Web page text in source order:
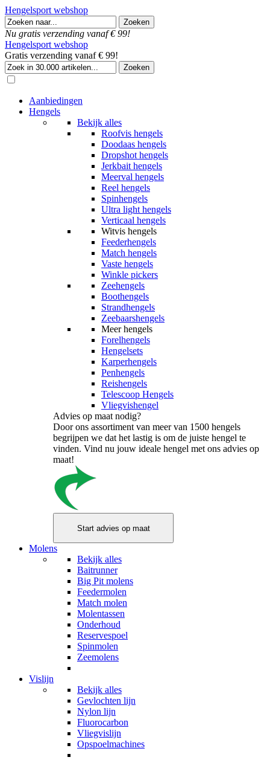
Hengelsport webshop
Nu gratis verzending vanaf € 99!
Hengelsport webshop
Gratis verzending vanaf € 99!
Aanbiedingen
Hengels
Bekijk alles
Roofvis hengels
Doodaas hengels
Dropshot hengels
Jerkbait hengels
Meerval hengels
Reel hengels
Spinhengels
Ultra light hengels
Verticaal hengels
Witvis hengels
Feederhengels
Match hengels
Vaste hengels
Winkle pickers
Zeehengels
Boothengels
Strandhengels
Zeebaarshengels
Meer hengels
Forelhengels
Hengelsets
Karperhengels
Penhengels
Reishengels
Telescoop Hengels
Vliegvishengel
Advies op maat nodig?
Door ons assortiment van meer van 1500 hengels
begrijpen we dat het lastig is om de juiste hengel te
vinden. Vind nu jouw ideale hengel met ons advies op
maat!
Molens
Bekijk alles
Baitrunner
Big Pit molens
Feedermolen
Match molen
Molentassen
Onderhoud
Reservespoel
Spinmolen
Zeemolens
Vislijn
Bekijk alles
Gevlochten lijn
Nylon lijn
Fluorocarbon
Vliegvislijn
Opspoelmachines